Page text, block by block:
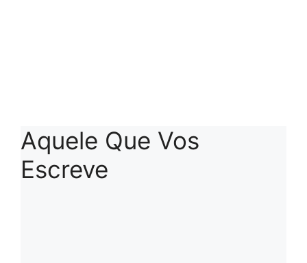
Aquele Que Vos
Escreve